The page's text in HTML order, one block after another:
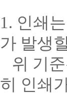
1. 인쇄
가 발생
위 기
히 인쇄